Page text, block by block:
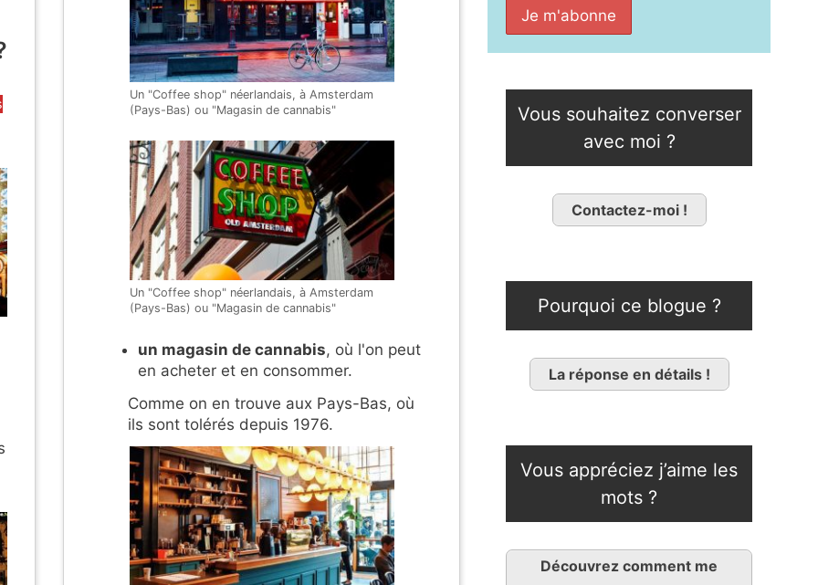
Un "Coffee shop" néerlandais, à Amsterdam
(Pays-Bas) ou "Magasin de cannabis"
Un "Coffee shop" néerlandais, à Amsterdam
(Pays-Bas) ou "Magasin de cannabis"
un magasin de cannabis, où l'on peut
en acheter et en consommer.
Comme on en trouve aux Pays-Bas, où
ils sont tolérés depuis 1976.
Vous souhaitez converser
avec moi ?
Contactez-moi !
Pourquoi ce blogue ?
La réponse en détails !
Vous appréciez j’aime les
mots ?
Découvrez comment me